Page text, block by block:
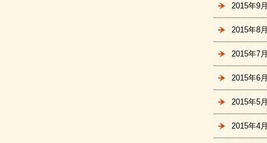
2015年9月
2015年8月
2015年7月
2015年6月
2015年5月
2015年4月